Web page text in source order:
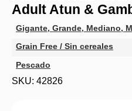
Adult Atun &
Gigante, Grande, Mediano,
Grain Free / Sin cereales
Pescado
SKU: 42826